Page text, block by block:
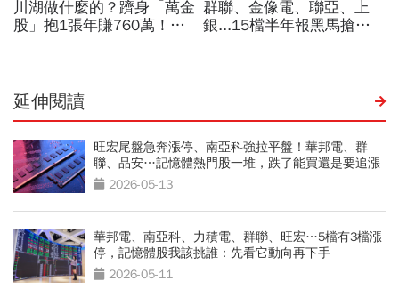
延伸閱讀
旺宏尾盤急奔漲停、南亞科強拉平盤！華邦電、群
聯、品安…記憶體熱門股一堆，跌了能買還是要追漲
2026-05-13
華邦電、南亞科、力積電、群聯、旺宏…5檔有3檔漲
停，記憶體股我該挑誰：先看它動向再下手
2026-05-11